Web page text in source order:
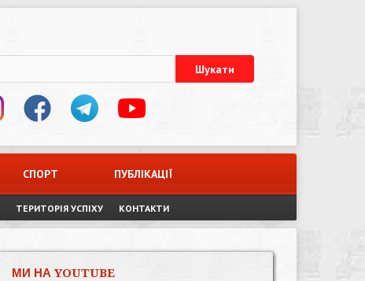
СПОРТ ПУБЛІКАЦІЇ
ТЕРИТОРІЯ УСПІХУ КОНТАКТИ
МИ НА YOUTUBE